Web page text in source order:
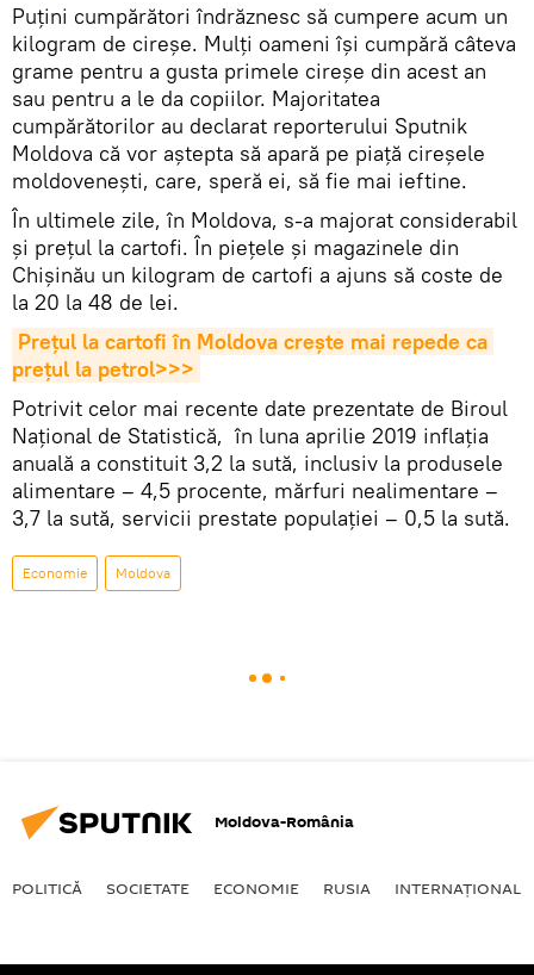
Puțini cumpărători îndrăznesc să cumpere acum un
kilogram de cireșe. Mulți oameni își cumpără câteva
grame pentru a gusta primele cireșe din acest an
sau pentru a le da copiilor. Majoritatea
cumpărătorilor au declarat reporterului Sputnik
Moldova că vor aștepta să apară pe piață cireșele
moldovenești, care, speră ei, să fie mai ieftine.
În ultimele zile, în Moldova, s-a majorat considerabil
și prețul la cartofi. În piețele și magazinele din
Chișinău un kilogram de cartofi a ajuns să coste de
la 20 la 48 de lei.
Prețul la cartofi în Moldova crește mai repede ca
prețul la petrol>>>
Potrivit celor mai recente date prezentate de Biroul
Naţional de Statistică, în luna aprilie 2019 inflaţia
anuală a constituit 3,2 la sută, inclusiv la produsele
alimentare – 4,5 procente, mărfuri nealimentare –
3,7 la sută, servicii prestate populaţiei – 0,5 la sută.
Economie Moldova
Moldova-România
POLITICĂ SOCIETATE ECONOMIE RUSIA INTERNAŢIONAL